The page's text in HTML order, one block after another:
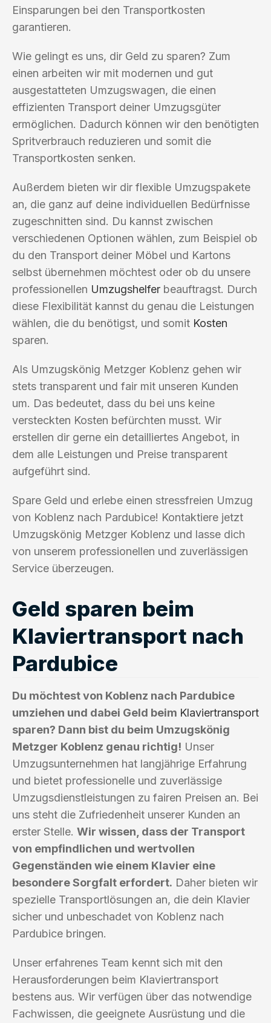
Einsparungen bei den Transportkosten
garantieren.
Wie gelingt es uns, dir Geld zu sparen? Zum
einen arbeiten wir mit modernen und gut
ausgestatteten Umzugswagen, die einen
effizienten Transport deiner Umzugsgüter
ermöglichen. Dadurch können wir den benötigten
Spritverbrauch reduzieren und somit die
Transportkosten senken.
Außerdem bieten wir dir flexible Umzugspakete
an, die ganz auf deine individuellen Bedürfnisse
zugeschnitten sind. Du kannst zwischen
verschiedenen Optionen wählen, zum Beispiel ob
du den Transport deiner Möbel und Kartons
selbst übernehmen möchtest oder ob du unsere
professionellen Umzugshelfer beauftragst. Durch
diese Flexibilität kannst du genau die Leistungen
wählen, die du benötigst, und somit Kosten
sparen.
Als Umzugskönig Metzger Koblenz gehen wir
stets transparent und fair mit unseren Kunden
um. Das bedeutet, dass du bei uns keine
versteckten Kosten befürchten musst. Wir
erstellen dir gerne ein detailliertes Angebot, in
dem alle Leistungen und Preise transparent
aufgeführt sind.
Spare Geld und erlebe einen stressfreien Umzug
von Koblenz nach Pardubice! Kontaktiere jetzt
Umzugskönig Metzger Koblenz und lasse dich
von unserem professionellen und zuverlässigen
Service überzeugen.
Geld sparen beim
Klaviertransport nach
Pardubice
Du möchtest von Koblenz nach Pardubice
umziehen und dabei Geld beim Klaviertransport
sparen? Dann bist du beim Umzugskönig
Metzger Koblenz genau richtig! Unser
Umzugsunternehmen hat langjährige Erfahrung
und bietet professionelle und zuverlässige
Umzugsdienstleistungen zu fairen Preisen an. Bei
uns steht die Zufriedenheit unserer Kunden an
erster Stelle. Wir wissen, dass der Transport
von empfindlichen und wertvollen
Gegenständen wie einem Klavier eine
besondere Sorgfalt erfordert. Daher bieten wir
spezielle Transportlösungen an, die dein Klavier
sicher und unbeschadet von Koblenz nach
Pardubice bringen.
Unser erfahrenes Team kennt sich mit den
Herausforderungen beim Klaviertransport
bestens aus. Wir verfügen über das notwendige
Fachwissen, die geeignete Ausrüstung und die